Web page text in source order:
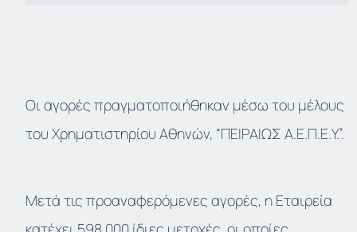
Οι αγορές πραγματοποιήθηκαν μέσω του μέλους
του Χρηματιστηρίου Αθηνών, “ΠΕΙΡΑΙΩΣ Α.Ε.Π.Ε.Υ.”.
Μετά τις προαναφερόμενες αγορές, η Εταιρεία